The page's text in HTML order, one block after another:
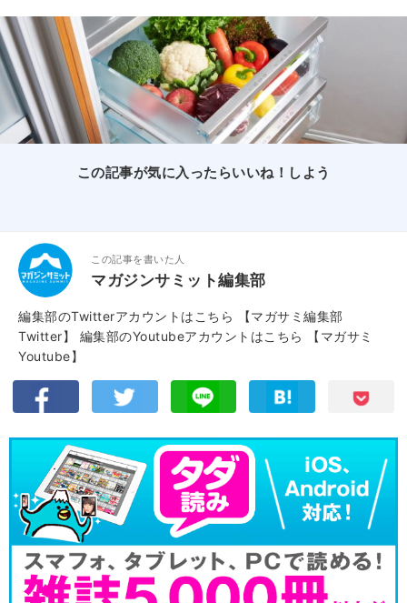
この記事が気に入ったらいいね！しよう
この記事を書いた人
マガジンサミット編集部
編集部のTwitterアカウントはこちら
【マガサミ編集部
Twitter】
編集部のYoutubeアカウントはこちら
【マガサミ
Youtube】